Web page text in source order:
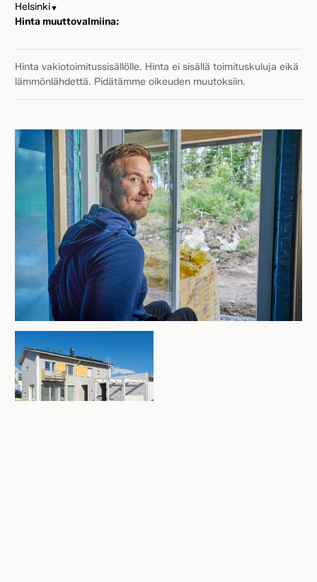
Helsinki▼
Hinta muuttovalmiina:
Hinta vakiotoimitussisällölle. Hinta ei sisällä toimituskuluja eikä
lämmönlähdettä. Pidätämme oikeuden muutoksiin.